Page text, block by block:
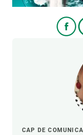
CAP DE